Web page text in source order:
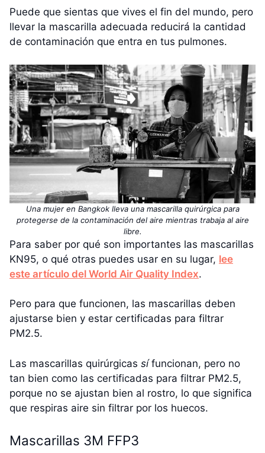
Puede que sientas que vives el fin del mundo, pero
llevar la mascarilla adecuada reducirá la cantidad
de contaminación que entra en tus pulmones.
Una mujer en Bangkok lleva una mascarilla quirúrgica para
protegerse de la contaminación del aire mientras trabaja al aire
libre.
Para saber por qué son importantes las mascarillas
KN95, o qué otras puedes usar en su lugar, lee
este artículo del World Air Quality Index.
Pero para que funcionen, las mascarillas deben
ajustarse bien y estar certificadas para filtrar
PM2.5.
Las mascarillas quirúrgicas sífuncionan, pero no
tan bien como las certificadas para filtrar PM2.5,
porque no se ajustan bien al rostro, lo que significa
que respiras aire sin filtrar por los huecos.
Mascarillas 3M FFP3